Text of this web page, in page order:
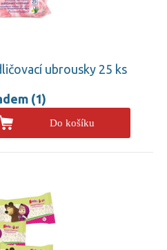
ubrousky 25 ks
(1)
Do košíku